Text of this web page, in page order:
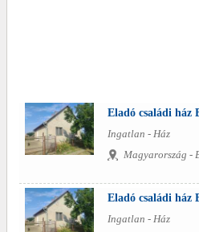
Eladó családi ház
Ingatlan - Ház
Magyarország -
Eladó családi ház
Ingatlan - Ház